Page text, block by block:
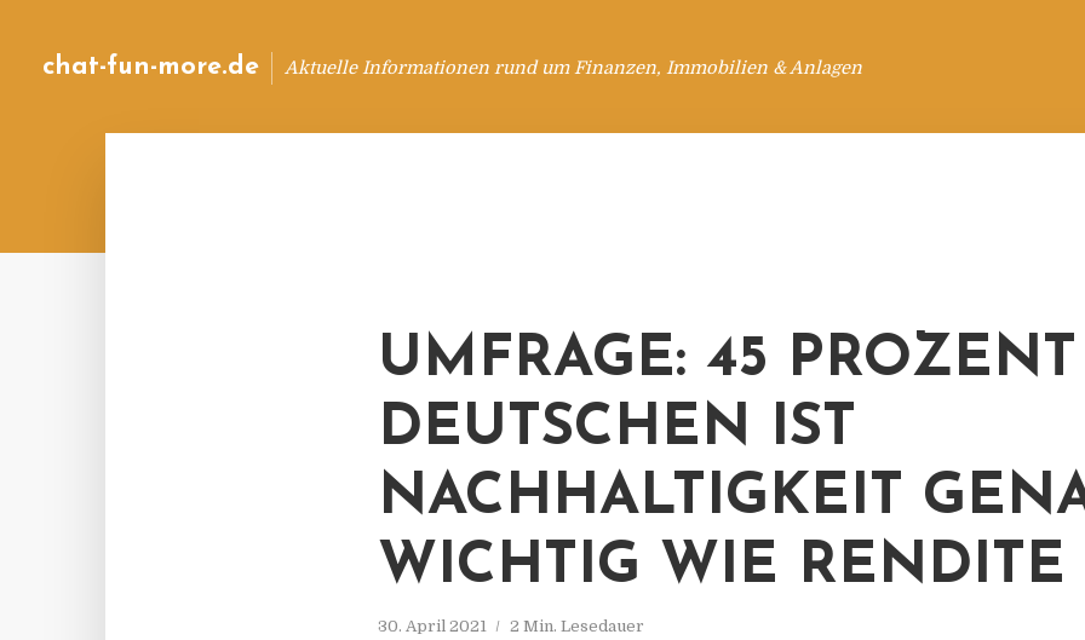
chat-fun-more.de Aktuelle Informationen rund um Finanzen, Immobilien & Anlagen
UMFRAGE: 45
DEUTSCHEN IST
NACHHALTIGKEIT
WICHTIG WIE RENDITE
30. April 2021 2 Min. Lesedauer